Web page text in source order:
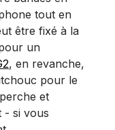
tout en
être fixé à la
un
, en revanche,
pour le
et
- si vous